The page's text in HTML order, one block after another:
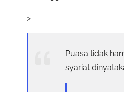
>
Puasa tidak
syariat